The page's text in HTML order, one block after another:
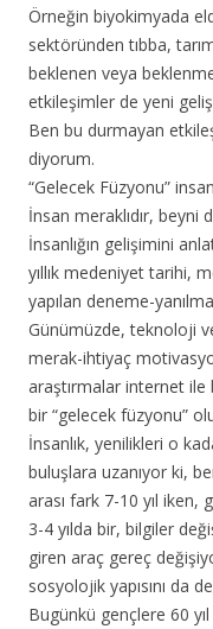
Örneğin biyokimyada
sektöründen tıbba,
beklenen veya
etkileşimler de yeni
Ben bu durmayan
diyorum.
“Gelecek Füzyonu”
İnsan meraklıdır, beyni
İnsanlığın gelişimini
yıllık medeniyet tarihi,
yapılan deneme-
Günümüzde, teknoloji
merak-ihtiyaç
araştırmalar internet ile
bir “gelecek füzyonu”
İnsanlık, yenilikleri o
buluşlara uzanıyor ki,
arası fark 7-10 yıl iken,
3-4 yılda bir, bilgiler
giren araç gereç
sosyolojik yapısını da
Bugünkü gençlere 60 yıl